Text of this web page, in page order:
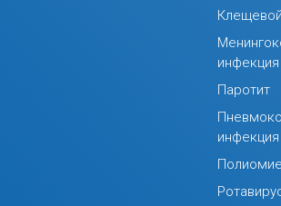
инфекция
Паротит
инфекция